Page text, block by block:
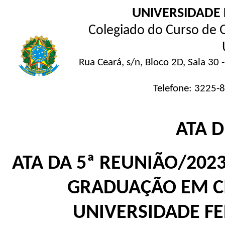
UNIVERSIDADE
Colegiado do Curso de
Rua Ceará, s/n, Bloco 2D, Sala
Telefone: 3225-
ATA
ATA DA 5ª REUNIÃO/
GRADUAÇÃO EM
UNIVERSIDADE